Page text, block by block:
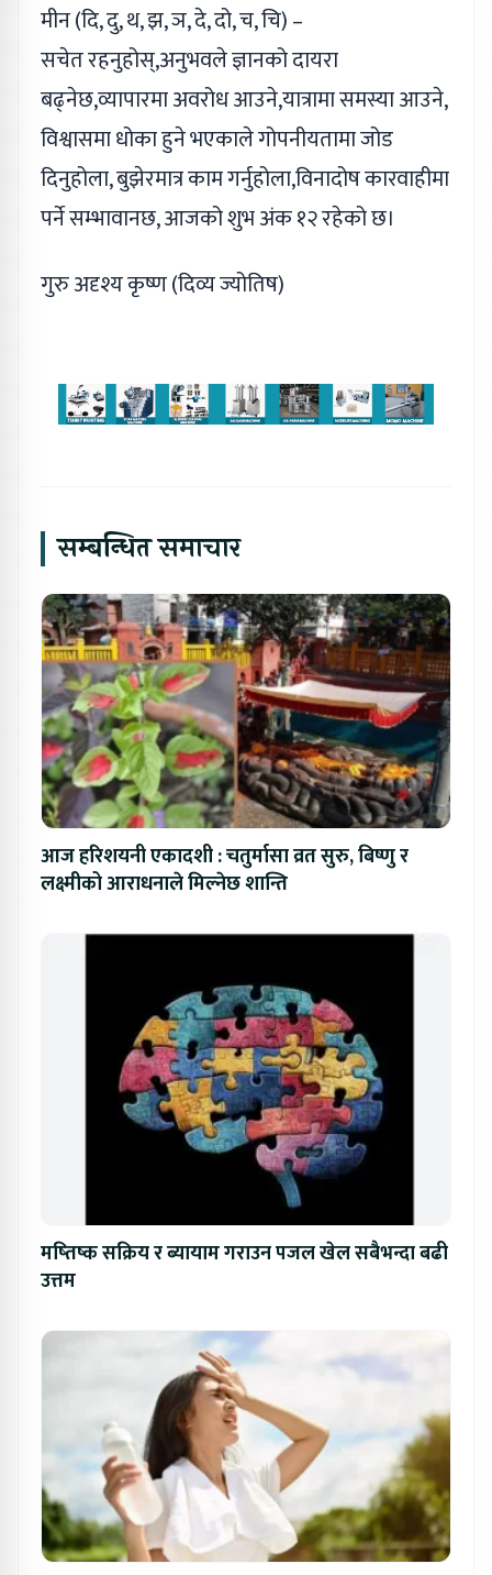
मीन (दि, दु, थ, झ, ञ, दे, दो, च, चि) –
सचेत रहनुहोस्,अनुभवले ज्ञानको दायरा
बढ्नेछ,व्यापारमा अवरोध आउने,यात्रामा समस्या आउने,
विश्वासमा धोका हुने भएकाले गोपनीयतामा जोड
दिनुहोला, बुझेरमात्र काम गर्नुहोला,विनादोष कारवाहीमा
पर्ने सम्भावानछ, आजको शुभ अंक १२ रहेको छ।
गुरु अदृश्य कृष्ण (दिव्य ज्योतिष)
सम्बन्धित समाचार
आज हरिशयनी एकादशी : चतुर्मासा व्रत सुरु, बिष्णु र
लक्ष्मीको आराधनाले मिल्नेछ शान्ति
मष्तिष्क सक्रिय र ब्यायाम गराउन पजल खेल सबैभन्दा बढी
उत्तम